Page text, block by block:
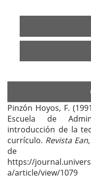
Pinzón Hoyos, F.
Escuela de
introducción de la
currículo. Revista Ean
de
https://
a/article/view/1079